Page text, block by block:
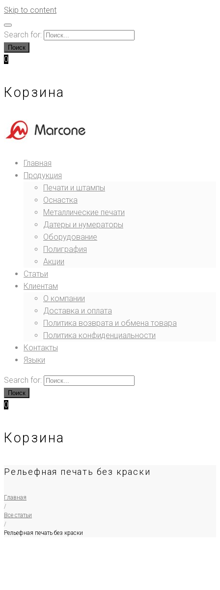
Skip to content
Search for:
Поиск
0
Корзина
Главная
Продукция
Печати и штампы
Оснастка
Металлические печати
Датеры и нумераторы
Оборудование
Полиграфия
Акции
Статьи
Клиентам
О компании
Доставка и оплата
Политика возврата и обмена товара
Политика конфиденциальности
Контакты
Языки
Search for:
Поиск
0
Корзина
Рельефная печать без краски
Главная
/
Все статьи
/
Рельефная печать без краски